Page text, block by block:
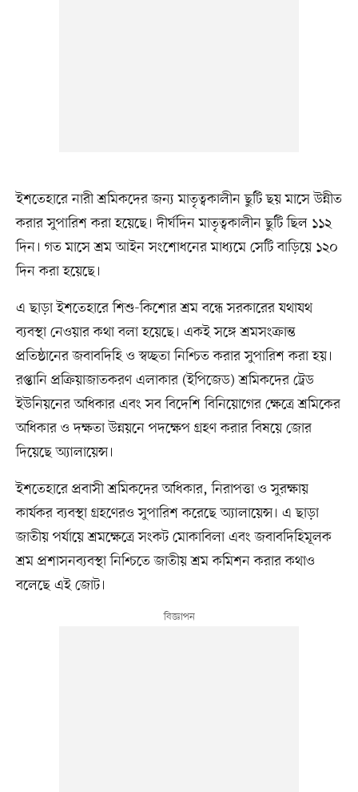
ইশতেহারে নারী শ্রমিকদের জন্য মাতৃত্বকালীন ছুটি ছয় মাসে উন্নীত
করার সুপারিশ করা হয়েছে। দীর্ঘদিন মাতৃত্বকালীন ছুটি ছিল ১১২
দিন। গত মাসে শ্রম আইন সংশোধনের মাধ্যমে সেটি বাড়িয়ে ১২০
দিন করা হয়েছে।
এ ছাড়া ইশতেহারে শিশু-কিশোর শ্রম বন্ধে সরকারের যথাযথ
ব্যবস্থা নেওয়ার কথা বলা হয়েছে। একই সঙ্গে শ্রমসংক্রান্ত
প্রতিষ্ঠানের জবাবদিহি ও স্বচ্ছতা নিশ্চিত করার সুপারিশ করা হয়।
রপ্তানি প্রক্রিয়াজাতকরণ এলাকার (ইপিজেড) শ্রমিকদের ট্রেড
ইউনিয়নের অধিকার এবং সব বিদেশি বিনিয়োগের ক্ষেত্রে শ্রমিকের
অধিকার ও দক্ষতা উন্নয়নে পদক্ষেপ গ্রহণ করার বিষয়ে জোর
দিয়েছে অ্যালায়েন্স।
ইশতেহারে প্রবাসী শ্রমিকদের অধিকার, নিরাপত্তা ও সুরক্ষায়
কার্যকর ব্যবস্থা গ্রহণেরও সুপারিশ করেছে অ্যালায়েন্স। এ ছাড়া
জাতীয় পর্যায়ে শ্রমক্ষেত্রে সংকট মোকাবিলা এবং জবাবদিহিমূলক
শ্রম প্রশাসনব্যবস্থা নিশ্চিতে জাতীয় শ্রম কমিশন করার কথাও
বলেছে এই জোট।